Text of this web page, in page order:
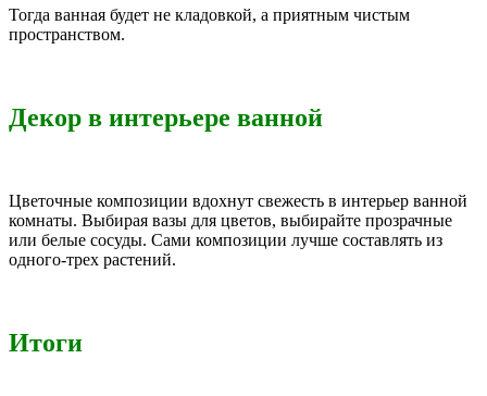
Тогда ванная будет не кладовкой, а приятным чистым
пространством.
Декор в интерьере ванной
Цветочные композиции вдохнут свежесть в интерьер ванной
комнаты. Выбирая вазы для цветов, выбирайте прозрачные
или белые сосуды. Сами композиции лучше составлять из
одного-трех растений.
Итоги